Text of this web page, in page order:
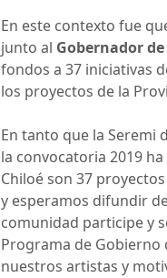
En este contexto fue
junto al Gobernador
fondos a 37 iniciativas
los proyectos de la
En tanto que la Seremi
la convocatoria 2019
Chiloé son 37
y esperamos difundir
comunidad participe y
Programa de Gobierno
nuestros artistas y